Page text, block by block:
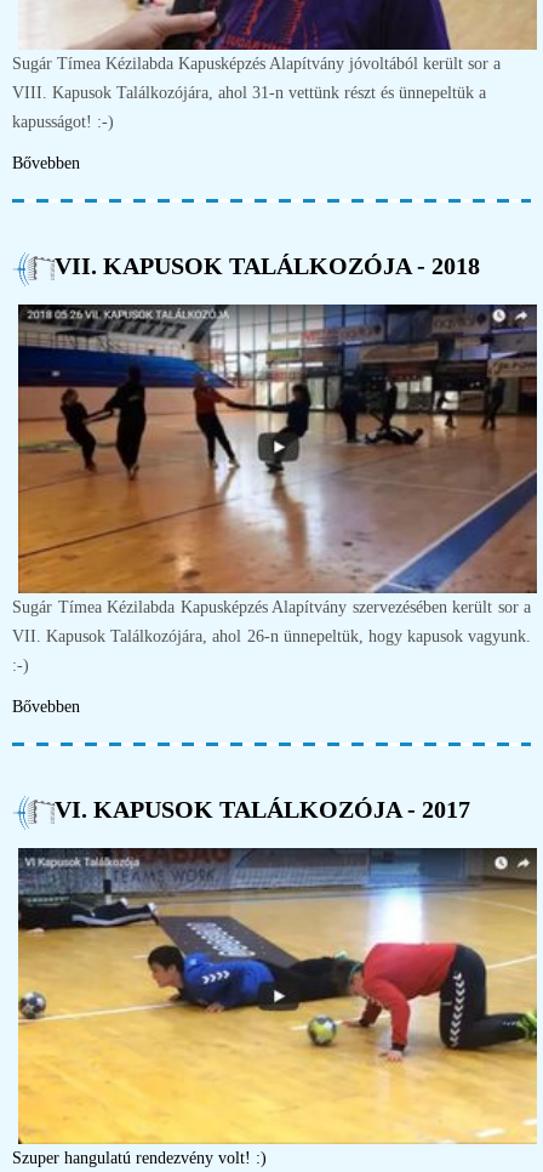
Sugár Tímea Kézilabda Kapusképzés Alapítvány jóvoltából került sor a
VIII. Kapusok Találkozójára, ahol 31-n vettünk részt és ünnepeltük a
kapusságot! :-)
Bővebben
VII. KAPUSOK TALÁLKOZÓJA - 2018
Sugár Tímea Kézilabda Kapusképzés Alapítvány szervezésében került sor a
VII. Kapusok Találkozójára, ahol 26-n ünnepeltük, hogy kapusok vagyunk.
:-)
Bővebben
VI. KAPUSOK TALÁLKOZÓJA - 2017
Szuper hangulatú rendezvény volt! :)